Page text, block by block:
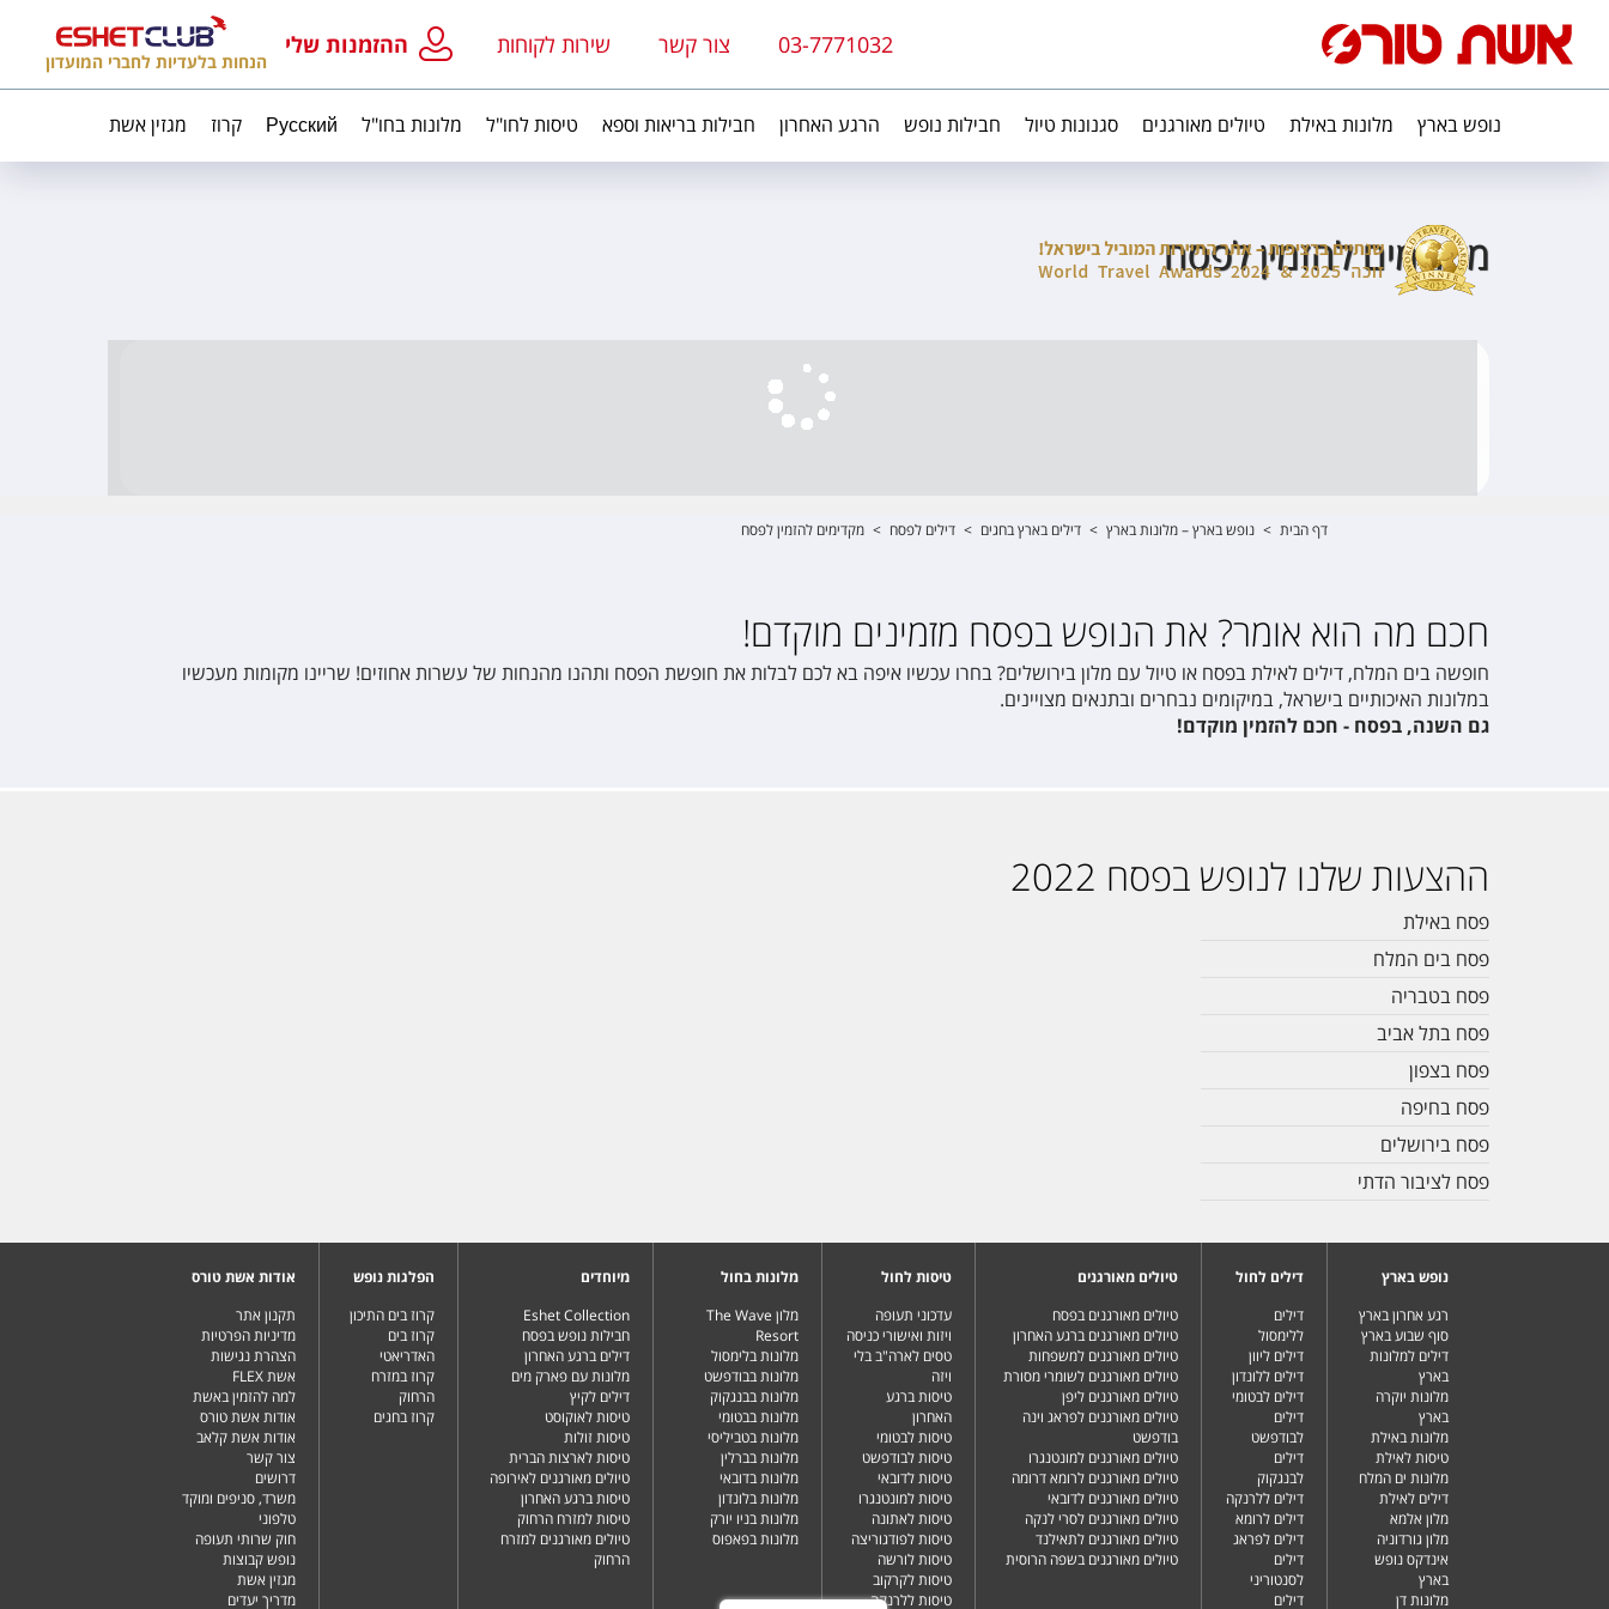
03-7771032 צור קשר שירות לקוחות ההזמנות שלי
הנחות בלעדיות לחברי המועדון
נופש בארץ מלונות באילת טיולים מאורגנים סגנונות טיול חבילות נופש הרגע האחרון חבילות בריאות וספא טיסות לחו"ל מלונות בחו"ל Русский קרוז מגזין אשת
מקדימים להזמין לפסח
דף הבית > נופש בארץ – מלונות בארץ > דילים בארץ בחגים > דילים לפסח > מקדימים להזמין לפסח
חכם מה הוא אומר? את הנופש בפסח מזמינים מוקדם!
חופשה בים המלח, דילים לאילת בפסח או טיול עם מלון בירושלים? בחרו עכשיו איפה בא לכם לבלות את חופשת הפסח ותהנו מהנחות של עשרות אחוזים! שריינו מקומות מעכשיו
במלונות האיכותיים בישראל, במיקומים נבחרים ובתנאים מצויינים.
גם השנה, בפסח - חכם להזמין מוקדם!
ההצעות שלנו לנופש בפסח 2022
פסח באילת
פסח בים המלח
פסח בטבריה
פסח בתל אביב
פסח בצפון
פסח בחיפה
פסח בירושלים
פסח לציבור הדתי
נופש בארץ
רגע אחרון בארץ
סוף שבוע בארץ
דילים למלונות
בארץ
מלונות יוקרה
בארץ
מלונות באילת
טיסות לאילת
מלונות ים המלח
דילים לאילת
מלון אלמא
מלון גורדוניה
אינדקס נופש
בארץ
מלונות דן
דילים לחול
דילים
ללימסול
דילים ליוון
דילים ללונדון
דילים לבטומי
דילים
לבודפשט
דילים
לבנגקוק
דילים ללרנקה
דילים לרומא
דילים לפראג
דילים
לסנטוריני
דילים
טיולים מאורגנים
טיולים מאורגנים בפסח
טיולים מאורגנים ברגע האחרון
טיולים מאורגנים למשפחות
טיולים מאורגנים לשומרי מסורת
טיולים מאורגנים ליפן
טיולים מאורגנים לפראג וינה
בודפשט
טיולים מאורגנים למונטנגרו
טיולים מאורגנים לרומא דרומה
טיולים מאורגנים לדובאי
טיולים מאורגנים לסרי לנקה
טיולים מאורגנים לתאילנד
טיולים מאורגנים בשפה הרוסית
טיסות לחול
עדכוני תעופה
ויזות ואישורי כניסה
טסים לארה"ב בלי
ויזה
טיסות ברגע
האחרון
טיסות לבטומי
טיסות לבודפשט
טיסות לדובאי
טיסות למונטנגרו
טיסות לאתונה
טיסות לפודגוריצה
טיסות לורשה
טיסות לקרקוב
טיסות ללרנקה
מלונות בחול
מלון The Wave
Resort
מלונות בלימסול
מלונות בבודפשט
מלונות בבנגקוק
מלונות בבטומי
מלונות בטביליסי
מלונות בברלין
מלונות בדובאי
מלונות בלונדון
מלונות בניו יורק
מלונות בפאפוס
מיוחדים
Eshet Collection
חבילות נופש בפסח
דילים ברגע האחרון
מלונות עם פארק מים
דילים לקיץ
טיסות לאוקוסט
טיסות זולות
טיסות לארצות הברית
טיולים מאורגנים לאירופה
טיסות ברגע האחרון
טיסות למזרח הרחוק
טיולים מאורגנים למזרח
הרחוק
הפלגות נופש
קרוז בים התיכון
קרוז בים
האדריאטי
קרוז במזרח
הרחוק
קרוז בחגים
אודות אשת טורס
תקנון אתר
מדיניות הפרטיות
הצהרת נגישות
אשת FLEX
למה להזמין באשת
אודות אשת טורס
אודות אשת קלאב
צור קשר
דרושים
משרד, סניפים ומוקד
טלפוני
חוק שרותי תעופה
נופש קבוצות
מגזין אשת
מדריך יעדים